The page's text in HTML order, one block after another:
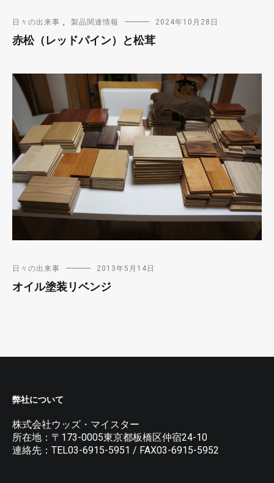
日々の出来事 , 製品関連情報 2024年10月28日
赤松（レッドパイン）と松茸
日々の出来事 2013年5月14日
オイル塗装リベンジ
弊社について
株式会社ウッズ・マイスター
所在地：〒173-0005東京都板橋区仲宿24-10
連絡先：TEL03-6915-5951 / FAX03-6915-5952